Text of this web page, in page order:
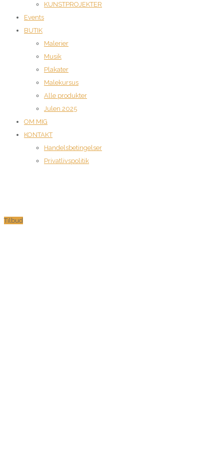
KUNSTPROJEKTER
Events
BUTIK
Malerier
Musik
Plakater
Malekursus
Alle produkter
Julen 2025
OM MIG
KONTAKT
Handelsbetingelser
Privatlivspolitik
Tilbud